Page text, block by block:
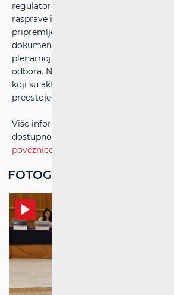
regulatornih tijela za elektroničke
rasprave i usuglašavanja prijedloga
pripremljenih od strane radnih grupa
dokumenti bit će predmet odlučivanja
plenarnoj sjednici Odbora regulatora i
odbora. Na sastanku su sudjelovali
koji su aktivno pridonijeli raspravama i
predstojeće aktivnosti BEREC-a.
Više informacija o dnevnom redu i
dostupno je na službenim stranicama
poveznice
FOTOGALERIJA